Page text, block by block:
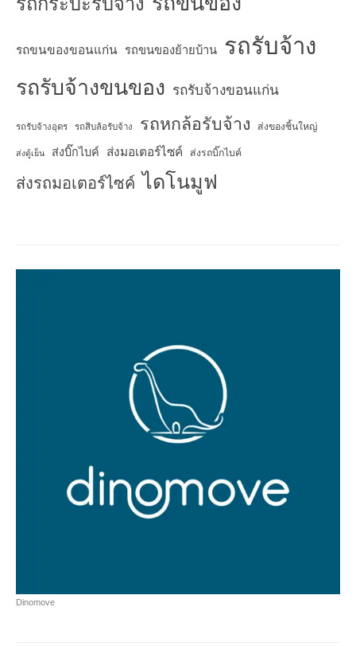
รถขนของขอนแก่น รถขนของย้ายบ้าน รถรับจ้าง
รถรับจ้างขนของ รถรับจ้างขอนแก่น
รถรับจ้างอุดร รถสิบล้อรับจ้าง รถหกล้อรับจ้าง ส่งของชิ้นใหญ่
ส่งตู้เย็น ส่งบิ๊กไบค์ ส่งมอเตอร์ไซค์ ส่งรถบิ๊กไบค์
ส่งรถมอเตอร์ไซค์ ไดโนมูฟ
Dinomove